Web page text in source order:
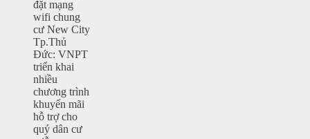
đặt mạng
wifi chung
cư New City
Tp.Thủ
Đức: VNPT
triển khai
nhiều
chương trình
khuyến mãi
hỗ trợ cho
quý dân cư